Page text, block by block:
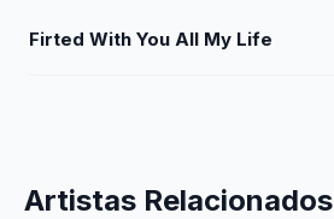
Firted With You All My Life
Artistas Relacionados